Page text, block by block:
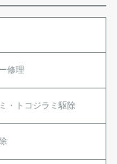
修理
・トコジラミ駆除